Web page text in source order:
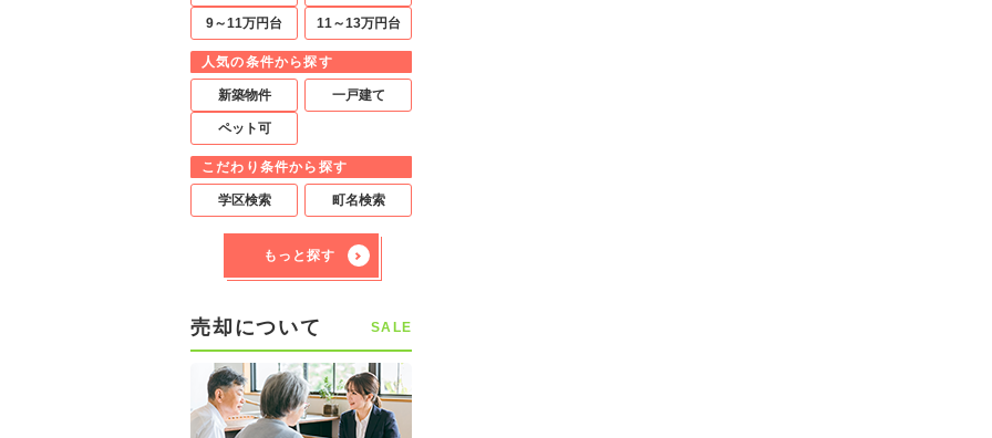
9～11万円台 11～13万円台
人気の条件から探す
新築物件 一戸建て
ペット可
こだわり条件から探す
学区検索 町名検索
もっと探す
売却について SALE